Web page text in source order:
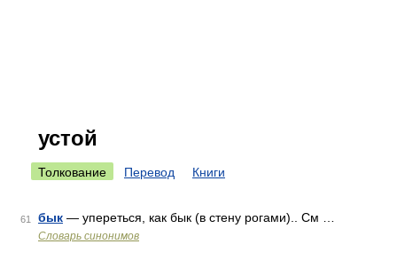
устой
Толкование Перевод Книги
61 бык — упереться, как бык (в стену рогами).. См …
Словарь синонимов